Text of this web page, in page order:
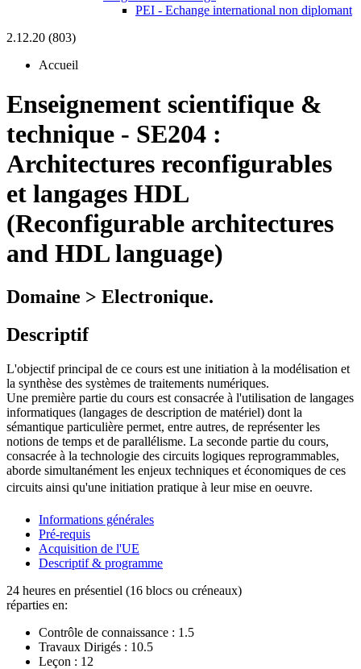
PEI - Echange international non diplomant
2.12.20 (803)
Accueil
Enseignement scientifique &
technique - SE204 :
Architectures reconfigurables
et langages HDL
(Reconfigurable architectures
and HDL language)
Domaine > Electronique.
Descriptif
L'objectif principal de ce cours est une initiation à la modélisation et
la synthèse des systèmes de traitements numériques.
Une première partie du cours est consacrée à l'utilisation de langages
informatiques (langages de description de matériel) dont la
sémantique particulière permet, entre autres, de représenter les
notions de temps et de parallélisme. La seconde partie du cours,
consacrée à la technologie des circuits logiques reprogrammables,
aborde simultanément les enjeux techniques et économiques de ces
circuits ainsi qu'une initiation pratique à leur mise en oeuvre.
Informations générales
Pré-requis
Acquisition de l'UE
Descriptif & programme
24 heures en présentiel (16 blocs ou créneaux)
réparties en:
Contrôle de connaissance : 1.5
Travaux Dirigés : 10.5
Leçon : 12